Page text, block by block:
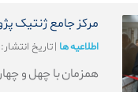
مرکز جامع ژنتیک
اطلاعیه ها |تاریخ انتشار: ۱۴۰۳/۰۵/۲۰
همزمان با چهل و